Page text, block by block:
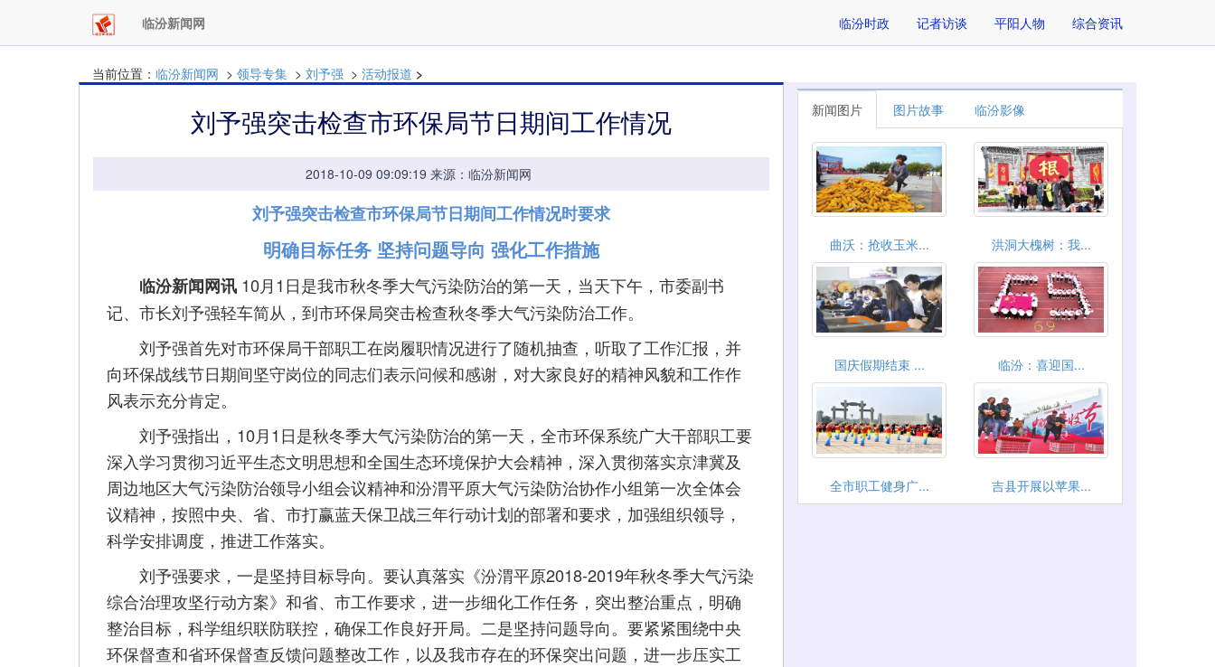
临汾新闻网 临汾时政 记者访谈 平阳人物 综合资讯
当前位置： 临汾新闻网 > 领导专集 > 刘予强 > 活动报道 >
刘予强突击检查市环保局节日期间工作情况
2018-10-09 09:09:19 来源：临汾新闻网
刘予强突击检查市环保局节日期间工作情况时要求
明确目标任务 坚持问题导向 强化工作措施
临汾新闻网讯 10月1日是我市秋冬季大气污染防治的第一天，当天下午，市委副书
记、市长刘予强轻车简从，到市环保局突击检查秋冬季大气污染防治工作。
刘予强首先对市环保局干部职工在岗履职情况进行了随机抽查，听取了工作汇报，并
向环保战线节日期间坚守岗位的同志们表示问候和感谢，对大家良好的精神风貌和工作作
风表示充分肯定。
刘予强指出，10月1日是秋冬季大气污染防治的第一天，全市环保系统广大干部职工要
深入学习贯彻习近平生态文明思想和全国生态环境保护大会精神，深入贯彻落实京津冀及
周边地区大气污染防治领导小组会议精神和汾渭平原大气污染防治协作小组第一次全体会
议精神，按照中央、省、市打赢蓝天保卫战三年行动计划的部署和要求，加强组织领导，
科学安排调度，推进工作落实。
刘予强要求，一是坚持目标导向。要认真落实《汾渭平原2018-2019年秋冬季大气污染
综合治理攻坚行动方案》和省、市工作要求，进一步细化工作任务，突出整治重点，明确
整治目标，科学组织联防联控，确保工作良好开局。二是坚持问题导向。要紧紧围绕中央
环保督查和省环保督查反馈问题整改工作，以及我市存在的环保突出问题，进一步压实工
新闻图片 图片故事 临汾影像
曲沃：抢收玉米... 洪洞大槐树：我...
国庆假期结束 ... 临汾：喜迎国...
全市职工健身广... 吉县开展以苹果...